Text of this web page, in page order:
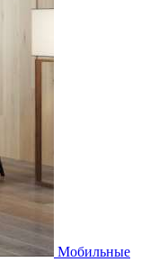
Мобильные